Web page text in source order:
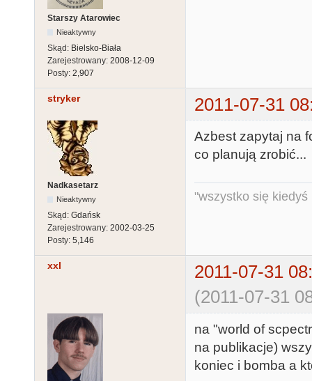
Starszy Atarowiec
Nieaktywny
Skąd: Bielsko-Biała
Zarejestrowany: 2008-12-09
Posty: 2,907
stryker 2011-07-31
Nadkasetarz
Nieaktywny
Skąd: Gdańsk
Zarejestrowany: 2002-03-25
Posty: 5,146
Azbest zapytaj na
co planują zrobić...
"wszystko się kiedyś
xxl
2011-07-31
(2011-07-31
na "world of
na publikacje)
koniec i bomba a